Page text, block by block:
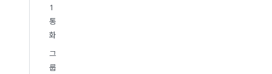
1
통
화
그
룹